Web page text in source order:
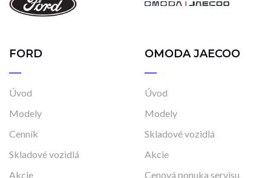
FORD
Úvod
Modely
Cenník
Skladové vozidlá
Akcie
OMODA JAECOO
Úvod
Modely
Skladové vozidlá
Akcie
Cenová ponuka servisu